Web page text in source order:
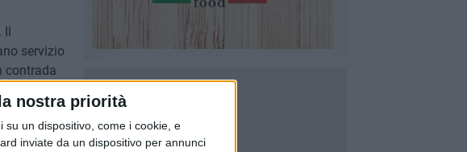
nostra priorità
su un dispositivo, come i cookie, e
inviate da un dispositivo per annunci
Il
servizio
contrada
per
tutto